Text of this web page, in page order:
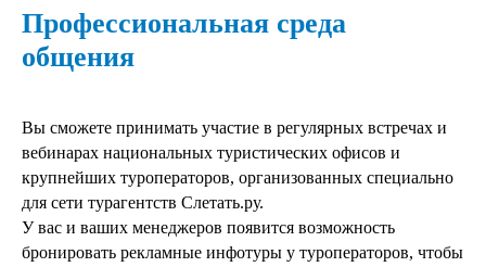
Профессиональная среда
общения
Вы сможете принимать участие в регулярных встречах и
вебинарах национальных туристических офисов и
крупнейших туроператоров, организованных специально
для сети турагентств Слетать.ру.
У вас и ваших менеджеров появится возможность
бронировать рекламные инфотуры у туроператоров, чтобы